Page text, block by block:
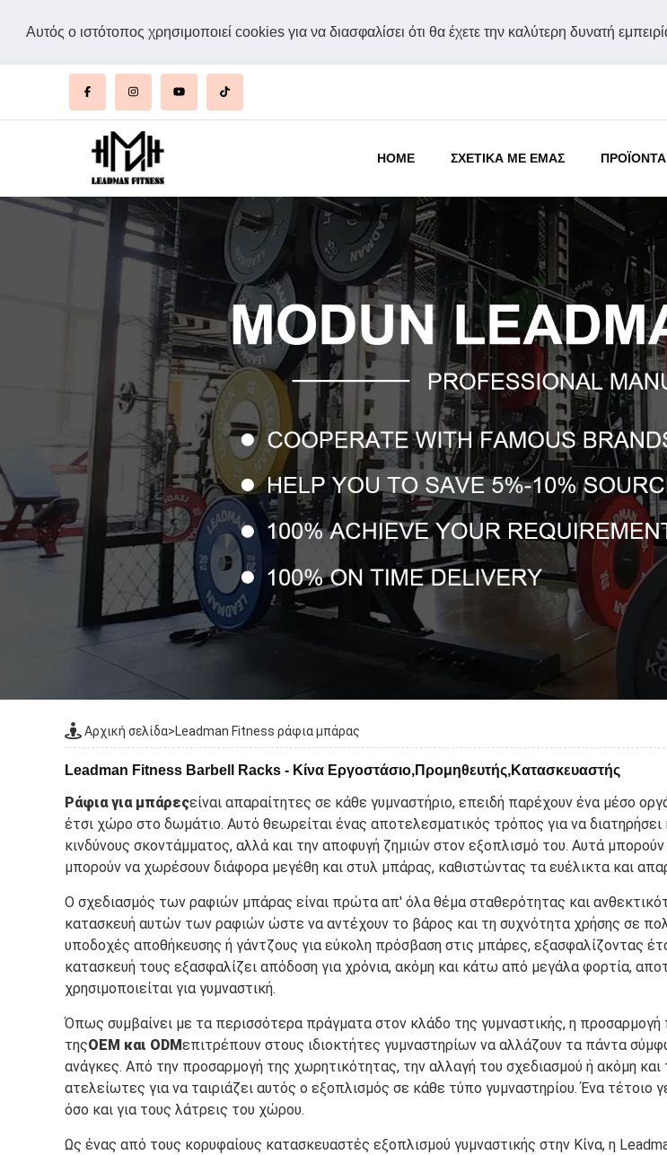
Αυτός ο ιστότοπος χρησιμοποιεί cookies για να διασφαλίσει ότι θα έχετε την καλύτερη δυνατή
HOME ΣΧΕΤΙΚΑ ΜΕ ΕΜΑΣ ΠΡΟΪΟΝΤΑ
Αρχική σελίδα>Leadman Fitness ράφια μπάρας
Leadman Fitness Barbell Racks - Κίνα Εργοστάσιο,Προμηθευτής,Κατασκευαστής
Ράφια για μπάρεςείναι απαραίτητες σε κάθε γυμναστήριο, επειδή παρέχουν ένα μέσο
έτσι χώρο στο δωμάτιο. Αυτό θεωρείται ένας αποτελεσματικός τρόπος για να
κινδύνους σκοντάμματος, αλλά και την αποφυγή ζημιών στον εξοπλισμό του. Αυτά
μπορούν να χωρέσουν διάφορα μεγέθη και στυλ μπάρας, καθιστώντας τα ευέλικτα και
Ο σχεδιασμός των ραφιών μπάρας είναι πρώτα απ' όλα θέμα σταθερότητας και
κατασκευή αυτών των ραφιών ώστε να αντέχουν το βάρος και τη συχνότητα χρήσης σε
υποδοχές αποθήκευσης ή γάντζους για εύκολη πρόσβαση στις μπάρες, εξασφαλίζοντας
κατασκευή τους εξασφαλίζει απόδοση για χρόνια, ακόμη και κάτω από μεγάλα φορτία,
χρησιμοποιείται για γυμναστική.
Όπως συμβαίνει με τα περισσότερα πράγματα στον κλάδο της γυμναστικής, η προσαρμογή
τηςOEM και ODMεπιτρέπουν στους ιδιοκτήτες γυμναστηρίων να αλλάζουν τα πάντα
ανάγκες. Από την προσαρμογή της χωρητικότητας, την αλλαγή του σχεδιασμού ή ακόμη
ατελείωτες για να ταιριάζει αυτός ο εξοπλισμός σε κάθε τύπο γυμναστηρίου. Ένα
όσο και για τους λάτρεις του χώρου.
Ως ένας από τους κορυφαίους κατασκευαστές εξοπλισμού γυμναστικής στην Κίνα, η